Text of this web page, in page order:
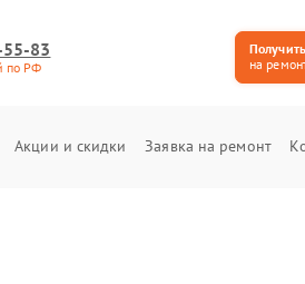
83
по РФ
на
Акции и скидки Заявка на ремонт